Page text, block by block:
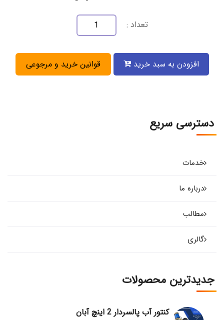
تعداد :
افزودن به سبد خرید قوانین خرید و مرجوعی
دسترسی سریع
خدمات
درباره ما
مطالب
گالری
جدیدترین محصولات
کنتور آب پالسردار 2 اینچ آبان